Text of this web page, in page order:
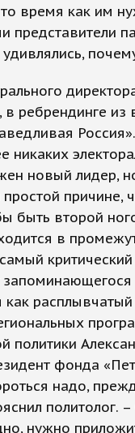
время как им
представители
ребрендинге из
никаких
новый лидер,
причине,
быть второй
в
как
политики
фонда
надо,
нужно